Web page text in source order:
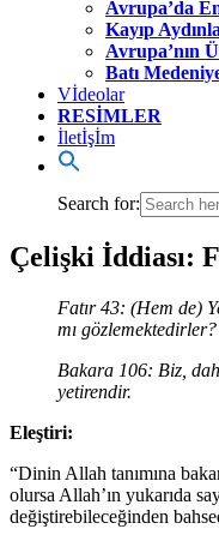
Avrupa’da
Kayıp
Avrupa’nın
Batı
Vİdeolar
RESİMLER
İletİşİm
Search for:
Çelişki İddiası:
Fatır 43: (Hem de)
mı gözlemektedirler?
Bakara 106: Biz,
yetirendir.
Eleştiri:
“Dinin Allah tanımına
olursa Allah’ın yukarıda
değiştirebileceğinden